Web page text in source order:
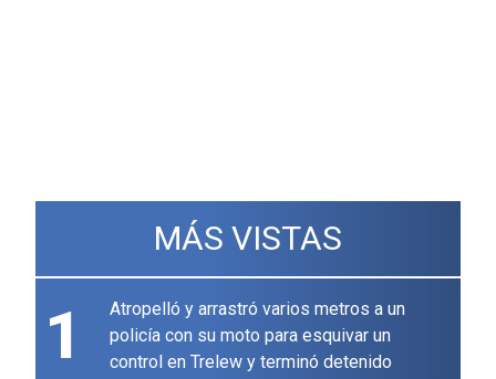
MÁS VISTAS
1
Atropelló y arrastró varios metros a un
policía con su moto para esquivar un
control en Trelew y terminó detenido